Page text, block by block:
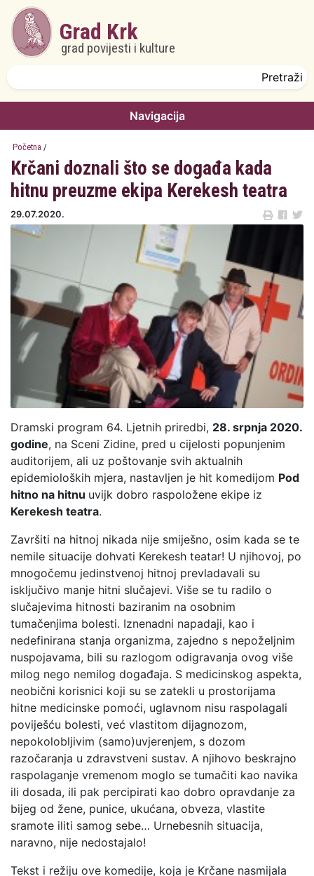
Skoči na glavni sadržaj
Grad Krk
grad povijesti i kulture
Navigacija
Početna /
Krčani doznali što se događa kada
hitnu preuzme ekipa Kerekesh teatra
29.07.2020.
Dramski program 64. Ljetnih priredbi, 28. srpnja 2020.
godine, na Sceni Zidine, pred u cijelosti popunjenim
auditorijem, ali uz poštovanje svih aktualnih
epidemioloških mjera, nastavljen je hit komedijom Pod
hitno na hitnu uvijk dobro raspoložene ekipe iz
Kerekesh teatra.
Završiti na hitnoj nikada nije smiješno, osim kada se te
nemile situacije dohvati Kerekesh teatar! U njihovoj, po
mnogočemu jedinstvenoj hitnoj prevladavali su
isključivo manje hitni slučajevi. Više se tu radilo o
slučajevima hitnosti baziranim na osobnim
tumačenjima bolesti. Iznenadni napadaji, kao i
nedefinirana stanja organizma, zajedno s nepoželjnim
nuspojavama, bili su razlogom odigravanja ovog više
milog nego nemilog događaja. S medicinskog aspekta,
neobični korisnici koji su se zatekli u prostorijama
hitne medicinske pomoći, uglavnom nisu raspolagali
poviješću bolesti, već vlastitom dijagnozom,
nepokolobljivim (samo)uvjerenjem, s dozom
razočaranja u zdravstveni sustav. A njihovo beskrajno
raspolaganje vremenom moglo se tumačiti kao navika
ili dosada, ili pak percipirati kao dobro opravdanje za
bijeg od žene, punice, ukućana, obveza, vlastite
sramote iliti samog sebe… Urnebesnih situacija,
naravno, nije nedostajalo!
Tekst i režiju ove komedije, koja je Krčane nasmijala